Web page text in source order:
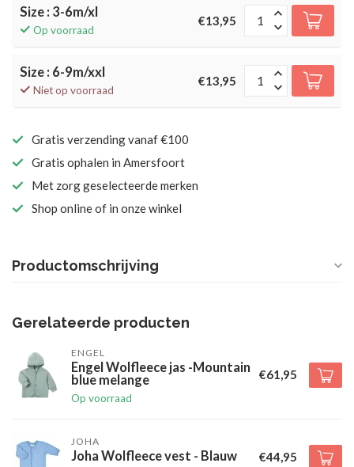
Size : 3-6m/xl
Op voorraad
€13,95
Size : 6-9m/xxl
Niet op voorraad
€13,95
Gratis verzending vanaf €100
Gratis ophalen in Amersfoort
Met zorg geselecteerde merken
Shop online of in onze winkel
Productomschrijving
Gerelateerde producten
ENGEL
Engel Wolfleece jas -Mountain
blue melange
Op voorraad
€61,95
JOHA
Joha Wolfleece vest - Blauw €44,95